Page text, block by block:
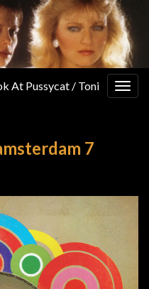
At Pussycat / Toni
7